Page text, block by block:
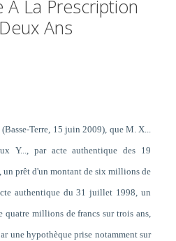
À La Prescription
Ans
Terre, 15 juin 2009), que M. X...
Y..., par acte authentique des 19
un prêt d'un montant de six millions de
authentique du 31 juillet 1998, un
quatre millions de francs sur trois ans,
une hypothèque prise notamment sur